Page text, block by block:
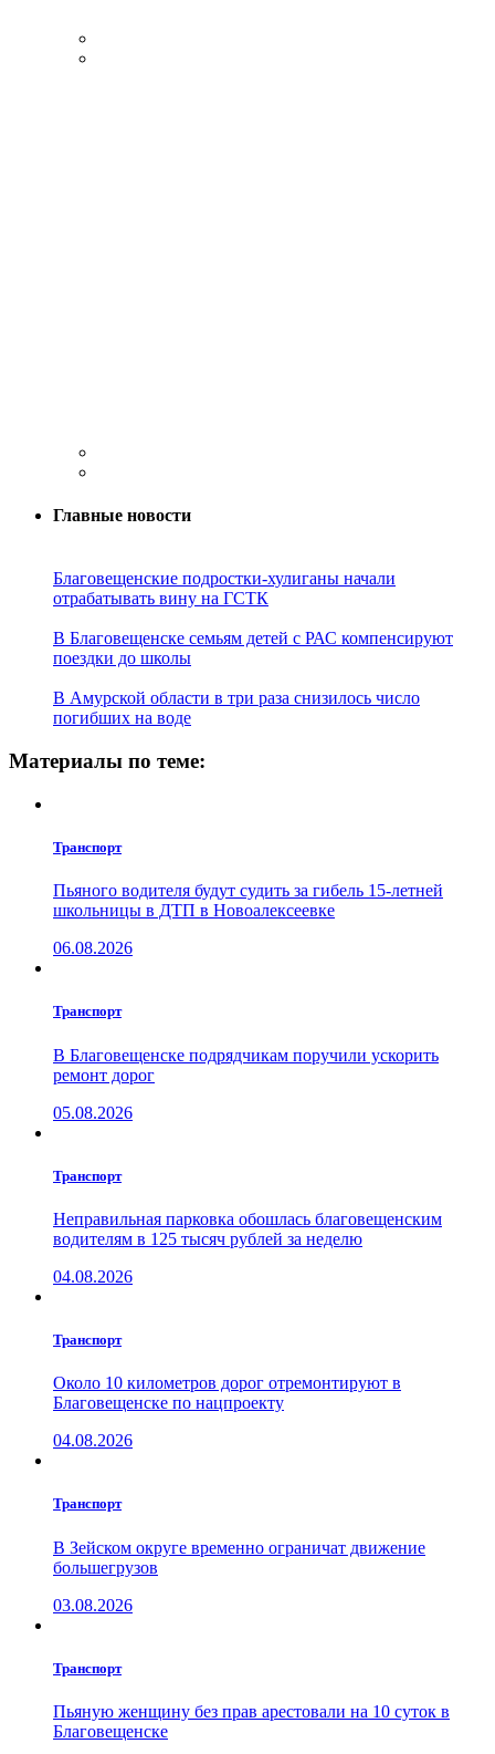
Главные новости
Благовещенские подростки-хулиганы начали
отрабатывать вину на ГСТК
В Благовещенске семьям детей с РАС компенсируют
поездки до школы
В Амурской области в три раза снизилось число
погибших на воде
Материалы по теме:
Транспорт
Пьяного водителя будут судить за гибель 15-летней
школьницы в ДТП в Новоалексеевке
06.08.2026
Транспорт
В Благовещенске подрядчикам поручили ускорить
ремонт дорог
05.08.2026
Транспорт
Неправильная парковка обошлась благовещенским
водителям в 125 тысяч рублей за неделю
04.08.2026
Транспорт
Около 10 километров дорог отремонтируют в
Благовещенске по нацпроекту
04.08.2026
Транспорт
В Зейском округе временно ограничат движение
большегрузов
03.08.2026
Транспорт
Пьяную женщину без прав арестовали на 10 суток в
Благовещенске